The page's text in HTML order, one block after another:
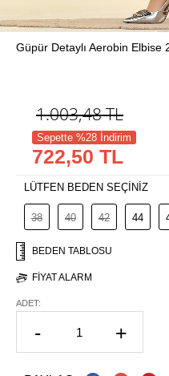
Güpür Detaylı Aerobin Elbise
1.003,48TL
Sepette %28 İndirim
722,50 TL
LÜTFEN BEDEN SEÇİNİZ
38 40 42 44
BEDEN TABLOSU
FIYAT ALARM
ADET:
- +